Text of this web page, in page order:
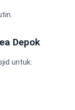
Depok
untuk: